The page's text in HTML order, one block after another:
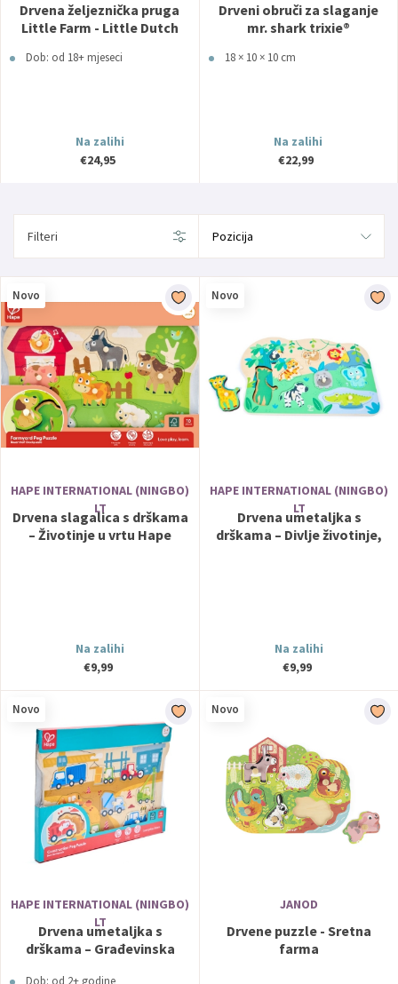
Drvena željeznička pruga
Little Farm - Little Dutch
Dob: od 18+ mjeseci
Na zalihi
€24,95
Drveni obruči za slaganje
mr. shark trixie®
18 × 10 × 10 cm
Na zalihi
€22,99
Filteri
Novo
HAPE INTERNATIONAL (NINGBO)
LT
Drvena slagalica s drškama
– Životinje u vrtu Hape
Na zalihi
€9,99
Novo
HAPE INTERNATIONAL (NINGBO)
LT
Drvena umetaljka s
drškama – Divlje životinje,
Na zalihi
€9,99
Novo
HAPE INTERNATIONAL (NINGBO)
LT
Drvena umetaljka s
drškama – Građevinska
Dob: od 2+ godine
Novo
JANOD
Drvene puzzle - Sretna
farma